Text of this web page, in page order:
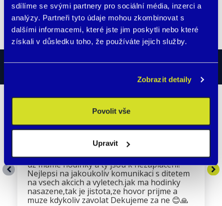
sdílíme se svými partnery pro sociální média, inzerci a
analýzy. Partneři tyto údaje mohou zkombinovat s
dalšími informacemi, které jste jim poskytli nebo které
získali v důsledku toho, že používáte jejich služby.
Zobrazit detaily
Povolit vše
Upravit
Číst dále
HODNOCENÍ ZÁKAZNÍKŮ
Andrea Novotná-Černohorská
Naramky jsou super pro deti i
dospele.idealni na akce kde je spousta lidi a
na vylety,kdyz dite zmizi z dohledu Skoro rok
uz mame hodinky a ty jsou k nezaplaceni!
Nejlepsi na jakoukoliv komunikaci s ditetem
na vsech akcich a vyletech.jak ma hodinky
nasazene,tak je jistota,ze hovor prijme a
muze kdykoliv zavolat Dekujeme za ne 😊🙏